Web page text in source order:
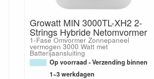
Growatt MIN 3000TL-XH2 2-
Strings Hybride Netomvormer
1-Fase Omvormer Zonnepaneel
vermogen 3000 Watt met
Batterijaansluiting
Op voorraad - Verzending binnen
1~3 werkdagen